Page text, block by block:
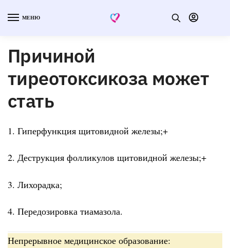
МЕНЮ
Причиной
тиреотоксикоза может
стать
1. Гиперфункция щитовидной железы;+
2. Деструкция фолликулов щитовидной железы;+
3. Лихорадка;
4. Передозировка тиамазола.
Непрерывное медицинское образование: